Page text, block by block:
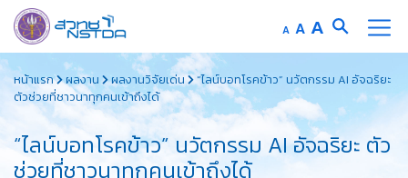
to
content
A Decrease
font
size.
AReset
font
size.
A Increase
font
size.
หน้าแรก ผลงาน ผลงานวิจัยเด่น
“ไลน์บอทโรคข้าว” นวัตกรรม AI อัจฉริยะ
ตัวช่วยที่ชาวนาทุกคนเข้าถึงได้
“ไลน์บอทโรคข้าว” นวัตกรรม AI อัจฉริยะ ตัว
ช่วยที่ชาวนาทุกคนเข้าถึงได้